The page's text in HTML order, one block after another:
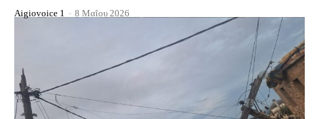
Aigiovoice 1 - 8 Μαΐου 2026